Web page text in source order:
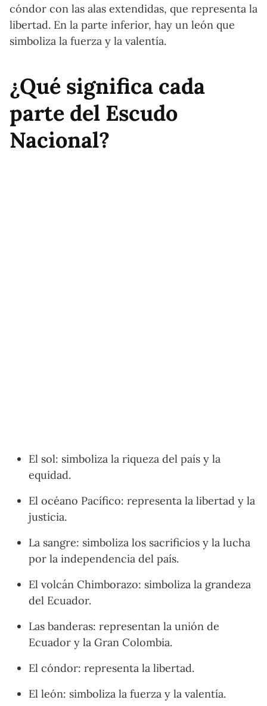
cóndor con las alas extendidas, que representa la
libertad. En la parte inferior, hay un león que
simboliza la fuerza y la valentía.
¿Qué significa cada
parte del Escudo
Nacional?
El sol: simboliza la riqueza del país y la
equidad.
El océano Pacífico: representa la libertad y la
justicia.
La sangre: simboliza los sacrificios y la lucha
por la independencia del país.
El volcán Chimborazo: simboliza la grandeza
del Ecuador.
Las banderas: representan la unión de
Ecuador y la Gran Colombia.
El cóndor: representa la libertad.
El león: simboliza la fuerza y la valentía.